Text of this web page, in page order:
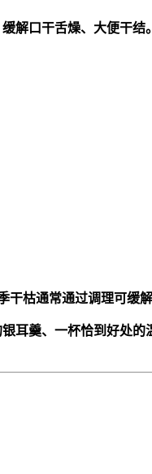
解口干舌燥、大便干结。
枯通常通过调理可缓解
耳羹、一杯恰到好处